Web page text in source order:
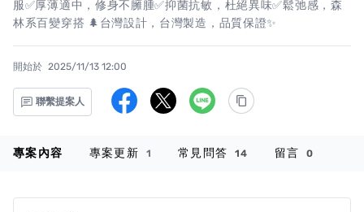
服✅厚薄適中，修身不臃腫✅抑菌抗敏，杜絕異味✅鬆弛感，森
林系百變穿搭 🌲台灣設計，台灣製造，品質保證✨
開始於 2025/11/13 12:00
聯繫提案人
專案內容 專案更新 1 常見問答 14 留言 0